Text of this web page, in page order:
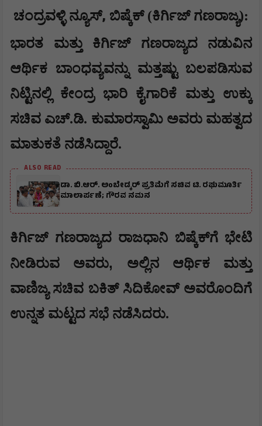
ಚಂದ್ರವಳ್ಳಿ ನ್ಯೂಸ್, ​ಬಿಷ್ಕೆಕ್ (ಕಿರ್ಗಿಜ್ ಗಣರಾಜ್ಯ):
ಭಾರತ ಮತ್ತು ಕಿರ್ಗಿಜ್ ಗಣರಾಜ್ಯದ ನಡುವಿನ
ಆರ್ಥಿಕ ಬಾಂಧವ್ಯವನ್ನು ಮತ್ತಷ್ಟು ಬಲಪಡಿಸುವ
ನಿಟ್ಟಿನಲ್ಲಿ ಕೇಂದ್ರ ಭಾರಿ ಕೈಗಾರಿಕೆ ಮತ್ತು ಉಕ್ಕು
ಸಚಿವ ಎಚ್.ಡಿ. ಕುಮಾರಸ್ವಾಮಿ ಅವರು ಮಹತ್ವದ
ಮಾತುಕತೆ ನಡೆಸಿದ್ದಾರೆ.
ALSO READ
ಡಾ. ಬಿ.ಆರ್. ಅಂಬೇಡ್ಕರ್ ಪ್ರತಿಮೆಗೆ ಸಚಿವ ಟಿ. ರಘುಮೂರ್ತಿ
ಮಾಲಾರ್ಪಣೆ; ಗೌರವ ನಮನ
​ಕಿರ್ಗಿಜ್ ಗಣರಾಜ್ಯದ ರಾಜಧಾನಿ ಬಿಷ್ಕೆಕ್‌ಗೆ ಭೇಟಿ
ನೀಡಿರುವ ಅವರು, ಅಲ್ಲಿನ ಆರ್ಥಿಕ ಮತ್ತು
ವಾಣಿಜ್ಯ ಸಚಿವ ಬಕಿತ್ ಸಿದಿಕೋವ್ ಅವರೊಂದಿಗೆ
ಉನ್ನತ ಮಟ್ಟದ ಸಭೆ ನಡೆಸಿದರು.